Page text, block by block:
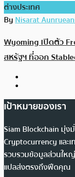
ต่างประเทศ
ByNisarat
Wyoming เปิดตัว
สหรัฐฯ ที่ออก
เป้าหมายของเรา
Siam Blockchain มุ่ง
Cryptocurrency และ
รวบรวมข้อมูลส่วนใหญ่
แปลส่งตรงถึงฟีดคุณ